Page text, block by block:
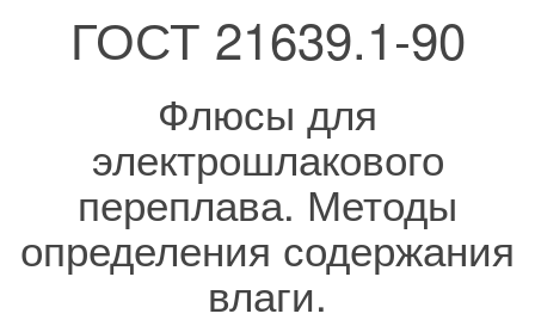
ГОСТ 21639.1-90
Флюсы для
электрошлакового
переплава. Методы
определения содержания
влаги.